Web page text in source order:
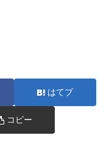
はてブ
コピー